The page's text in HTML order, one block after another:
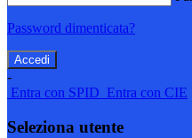
Password dimenticata?
-
Entra con SPID Entra con CIE
Seleziona utente